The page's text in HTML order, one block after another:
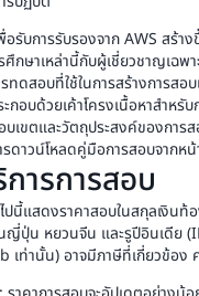
อรับการรับรองจาก AWS สร้
ศึกษาเหล่านี้กับผู้เชี่ยวชาญเฉ
ทดสอบที่ใช้ในการสร้างการสอ
ะกอบด้วยเค้าโครงเนื้อหาสำห
บเขตและวัตถุประสงค์ของการ
ดาวน์โหลดคู่มือการสอบจากหน้
ารการสอบ
ปนี้แสดงราคาสอบในสกุลเงินท้
นญี่ปุ่น หยวนจีน และรูปีอินเดีย
เท่านั้น) อาจมีภาษีที่เกี่ยวข้อง